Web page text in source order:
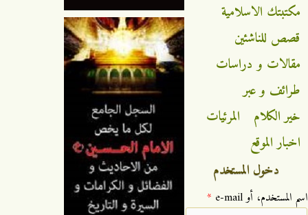
مكتبتك الاسلامية
قصص للناشئين
مقالات و دراسات
طرائف و عبر
خير الكلام
المرئيات
اخبار الموقع
دخول المستخدم
‏اسم المستخدم، أو e-mail ‏ *